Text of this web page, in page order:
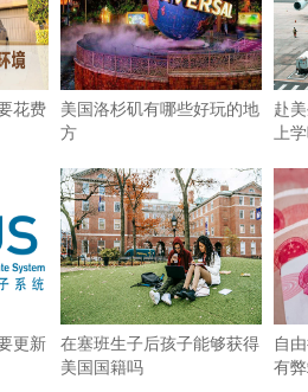
花费
美国洛杉矶有哪些好玩的地
方
赴
上
更新 在塞班生子后孩子能够获得
美国国籍吗
自
有